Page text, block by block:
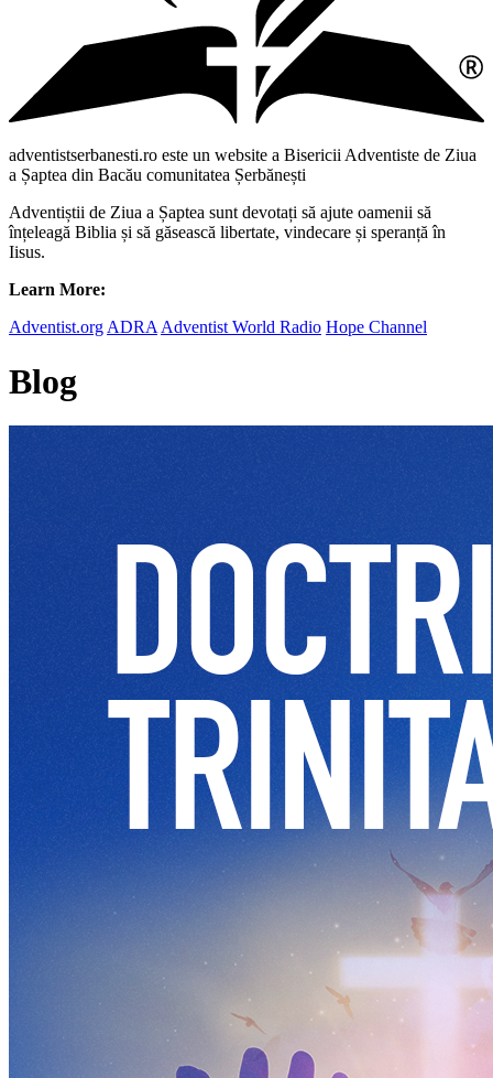
adventistserbanesti.ro este un website a Bisericii Adventiste de Ziua
a Șaptea din Bacău comunitatea Șerbănești
Adventiștii de Ziua a Șaptea sunt devotați să ajute oamenii să
înțeleagă Biblia și să găsească libertate, vindecare și speranță în
Iisus.
Learn More:
Adventist.org ADRA Adventist World Radio Hope Channel
Blog